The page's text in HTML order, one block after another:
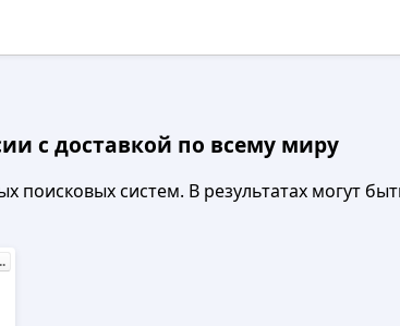
с доставкой по всему миру
поисковых систем. В результатах могут